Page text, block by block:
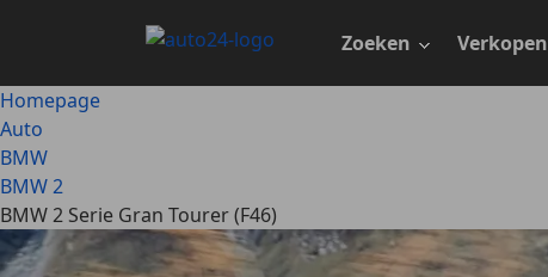
Zoeken Verkopen
Homepage
Auto
BMW
BMW 2
BMW 2 Serie Gran Tourer (F46)